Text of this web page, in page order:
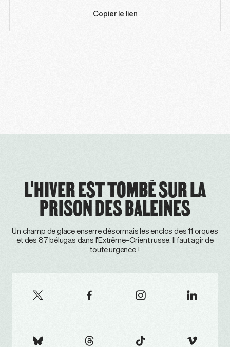
Copier le lien
L'HIVER EST TOMBÉ SUR LA
PRISON DES BALEINES
Un champ de glace enserre désormais les enclos des 11 orques
et des 87 bélugas dans l'Extrême-Orient russe. Il faut agir de
toute urgence !